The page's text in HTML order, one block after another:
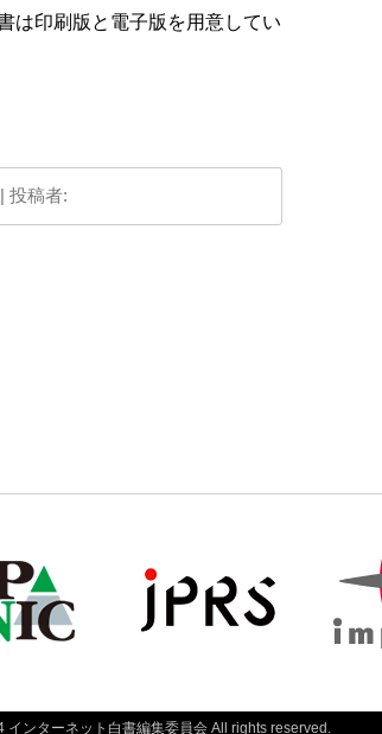
は印刷版と電子版を用意してい
投稿者:
ンターネット白書編集委員会 All rights reserved.